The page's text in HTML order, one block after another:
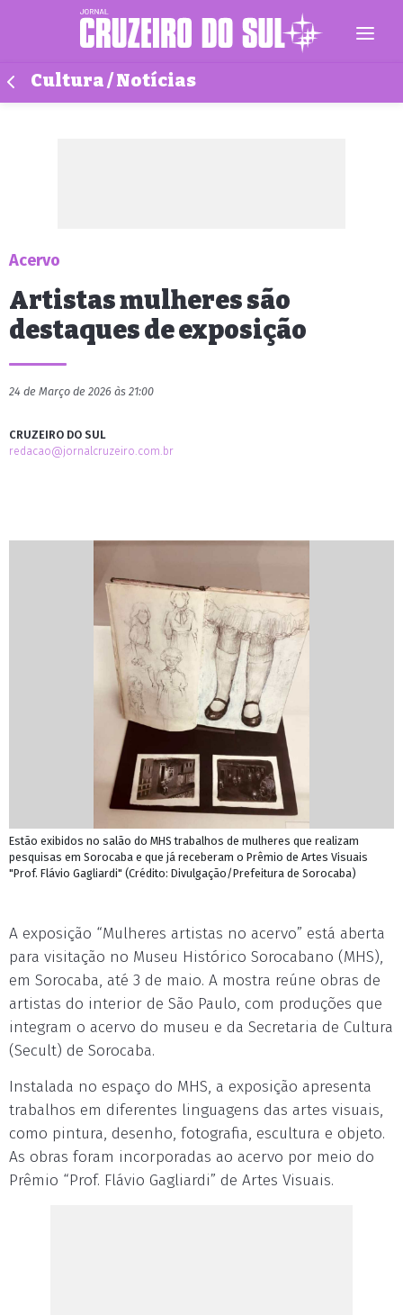
Cultura / Notícias
Acervo
Artistas mulheres são
destaques de exposição
24 de Março de 2026 às 21:00
CRUZEIRO DO SUL
redacao@jornalcruzeiro.com.br
Estão exibidos no salão do MHS trabalhos de mulheres que realizam
pesquisas em Sorocaba e que já receberam o Prêmio de Artes Visuais
"Prof. Flávio Gagliardi" (Crédito: Divulgação/Prefeitura de Sorocaba)
A exposição “Mulheres artistas no acervo” está aberta
para visitação no Museu Histórico Sorocabano (MHS),
em Sorocaba, até 3 de maio. A mostra reúne obras de
artistas do interior de São Paulo, com produções que
integram o acervo do museu e da Secretaria de Cultura
(Secult) de Sorocaba.
Instalada no espaço do MHS, a exposição apresenta
trabalhos em diferentes linguagens das artes visuais,
como pintura, desenho, fotografia, escultura e objeto.
As obras foram incorporadas ao acervo por meio do
Prêmio “Prof. Flávio Gagliardi” de Artes Visuais.